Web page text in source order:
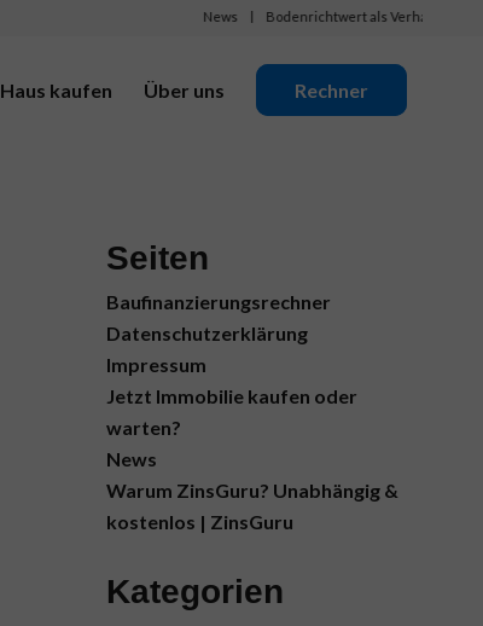
News Bodenrichtwert als
Haus kaufen Über uns Rechner
Seiten
Baufinanzierungsrechner
Datenschutzerklärung
Impressum
Jetzt Immobilie kaufen oder
warten?
News
Warum ZinsGuru? Unabhängig &
kostenlos | ZinsGuru
Kategorien